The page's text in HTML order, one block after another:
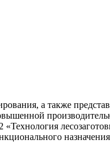
а также
«Технология